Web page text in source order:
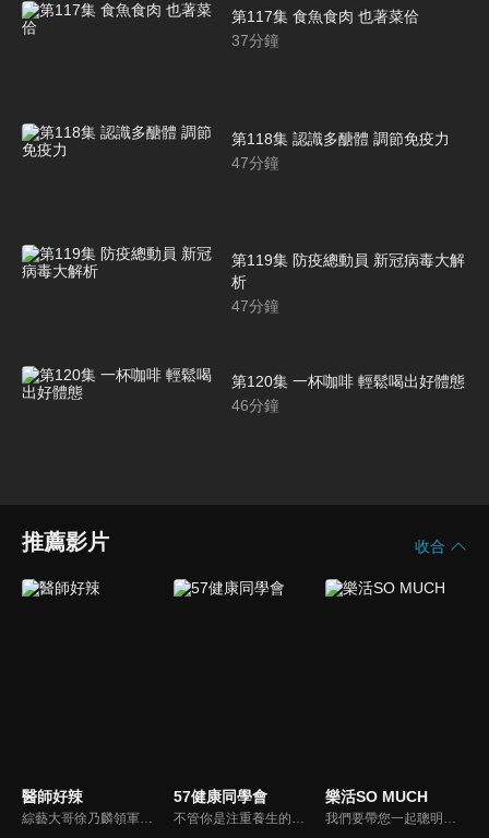
第117集 食魚食肉 也著菜佮
37分鐘
第118集 認識多醣體 調節免疫力
47分鐘
第119集 防疫總動員 新冠病毒大解
析
47分鐘
第120集 一杯咖啡 輕鬆喝出好體態
46分鐘
推薦影片 收合
醫師好辣 57健康同學會 樂活SO MUCH